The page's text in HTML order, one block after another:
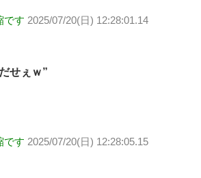
です 2025/07/20(日) 12:28:01.14
せぇｗ”
です 2025/07/20(日) 12:28:05.15